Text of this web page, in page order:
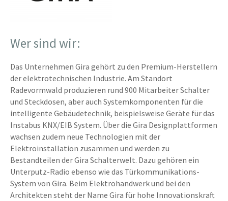
Wer sind wir:
Das Unternehmen Gira gehört zu den Premium-Herstellern
der elektrotechnischen Industrie. Am Standort
Radevormwald produzieren rund 900 Mitarbeiter Schalter
und Steckdosen, aber auch Systemkomponenten für die
intelligente Gebäudetechnik, beispielsweise Geräte für das
Instabus KNX/EIB System. Über die Gira Designplattformen
wachsen zudem neue Technologien mit der
Elektroinstallation zusammen und werden zu
Bestandteilen der Gira Schalterwelt. Dazu gehören ein
Unterputz-Radio ebenso wie das Türkommunikations-
System von Gira. Beim Elektrohandwerk und bei den
Architekten steht der Name Gira für hohe Innovationskraft